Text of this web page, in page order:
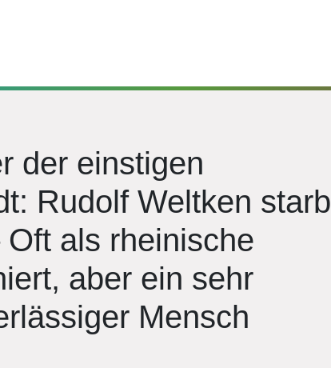
der einstigen
Rudolf Weltken starb
als rheinische
aber ein sehr
Mensch